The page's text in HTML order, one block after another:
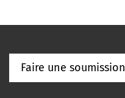
Faire une soumission